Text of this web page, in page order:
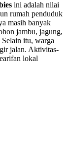
ini adalah nilai
rumah penduduk
masih banyak
jambu, jagung,
itu, warga
jalan. Aktivitas-
lokal